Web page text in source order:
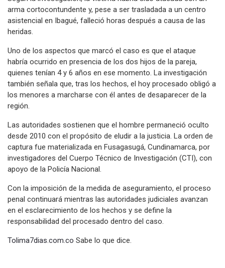
arma cortocontundente y, pese a ser trasladada a un centro
asistencial en Ibagué, falleció horas después a causa de las
heridas.
Uno de los aspectos que marcó el caso es que el ataque
habría ocurrido en presencia de los dos hijos de la pareja,
quienes tenían 4 y 6 años en ese momento. La investigación
también señala que, tras los hechos, el hoy procesado obligó a
los menores a marcharse con él antes de desaparecer de la
región.
Las autoridades sostienen que el hombre permaneció oculto
desde 2010 con el propósito de eludir a la justicia. La orden de
captura fue materializada en Fusagasugá, Cundinamarca, por
investigadores del Cuerpo Técnico de Investigación (CTI), con
apoyo de la Policía Nacional.
Con la imposición de la medida de aseguramiento, el proceso
penal continuará mientras las autoridades judiciales avanzan
en el esclarecimiento de los hechos y se define la
responsabilidad del procesado dentro del caso.
Tolima7dias.com.co Sabe lo que dice.